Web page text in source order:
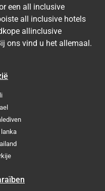
een all inclusive
all inclusive hotels
allinclusive
ons vind u het allemaal.
lanka